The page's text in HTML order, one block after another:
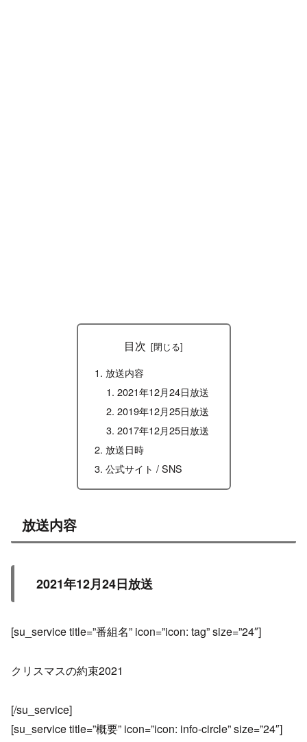
目次
放送内容
2021年12月24日放送
2019年12月25日放送
2017年12月25日放送
放送日時
公式サイト / SNS
放送内容
2021年12月24日放送
[su_service title=”番組名” icon=”icon: tag” size=”24″]
クリスマスの約束2021
[/su_service]
[su_service title=”概要” icon=”icon: info-circle” size=”24″]